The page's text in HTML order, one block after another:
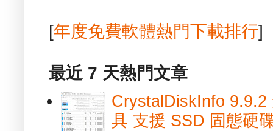
[年度免費軟體熱門下載排行]
最近 7 天熱門文章
CrystalDiskInfo 9.9.2
具 支援 SSD 固態硬